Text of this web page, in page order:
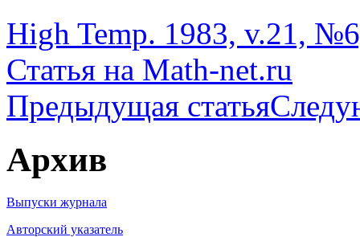
High Temp. 1983, v.21,
Статья на Math-net.ru
Предыдущая статья
Архив
Выпуски журнала
Авторский указатель